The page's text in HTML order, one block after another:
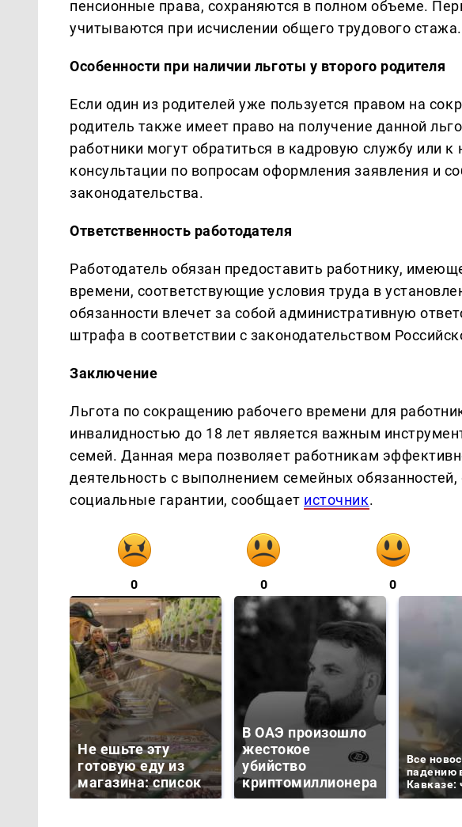
пенсионные права, сохраняются в полном объеме.
учитываются при исчислении общего трудового стажа.
Особенности при наличии льготы у второго родителя
Если один из родителей уже пользуется правом на
родитель также имеет право на получение данной
работники могут обратиться в кадровую службу или
консультации по вопросам оформления заявления и
законодательства.
Ответственность работодателя
Работодатель обязан предоставить работнику,
времени, соответствующие условия труда в
обязанности влечет за собой административную
штрафа в соответствии с законодательством
Заключение
Льгота по сокращению рабочего времени для
инвалидностью до 18 лет является важным
семей. Данная мера позволяет работникам
деятельность с выполнением семейных
социальные гарантии, сообщает источник.
0 0 0
Не ешьте эту
готовую еду из
магазина: список
В ОАЭ произошло
жестокое
убийство
криптомиллионера
Все
падению
Кавказе: